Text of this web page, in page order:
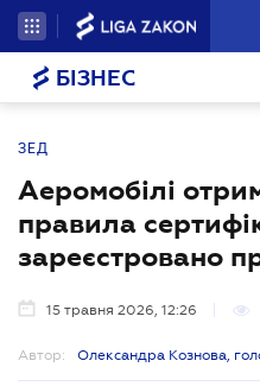
БІЗНЕС
ЗЕД
Аеромобілі
правила
зареєстровано
15 травня 2026, 12:26
Автор: Олександра Кознова,